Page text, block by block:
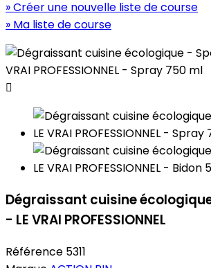
» Créer une nouvelle liste de course
» Ma liste de course

Dégraissant cuisine
- LE VRAI PROFESSIONNEL
Référence 5311